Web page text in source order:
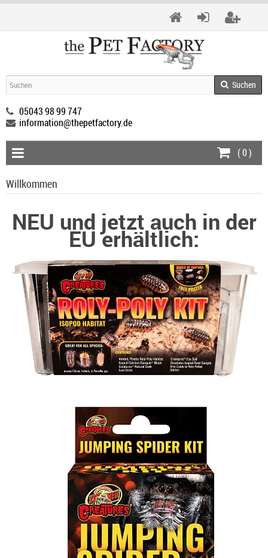
Suchen
05043 98 99 747
information@thepetfactory.de
(0)
Willkommen
NEU und jetzt auch in der
EU erhältlich: